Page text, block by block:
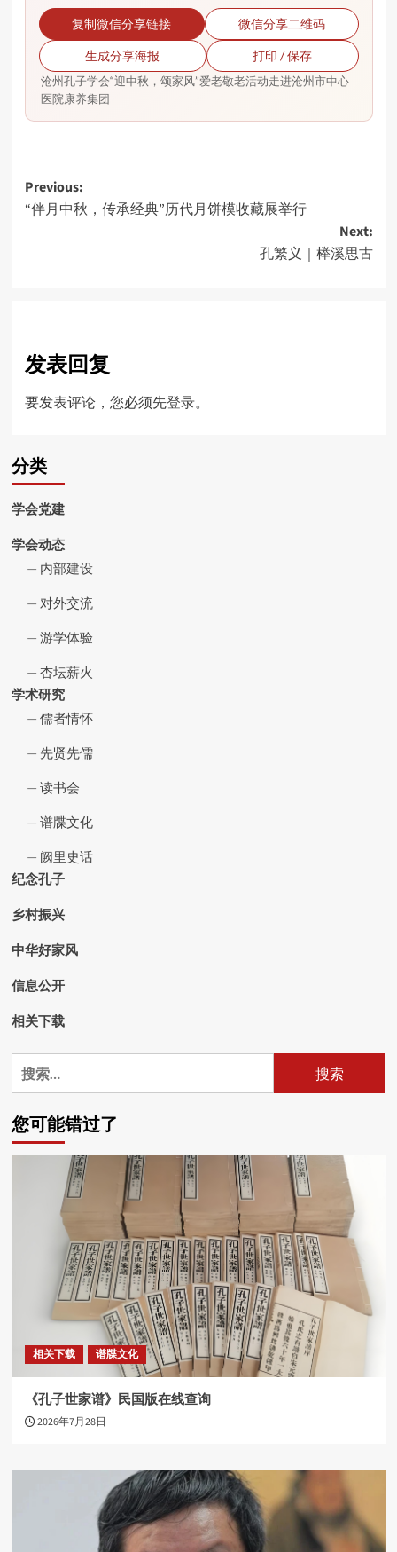
复制微信分享链接 微信分享二维码
生成分享海报 打印 / 保存
沧州孔子学会“迎中秋，颂家风”爱老敬老活动走进沧州市中心
医院康养集团
Post
navigation
Previous:
“伴月中秋，传承经典”历代月饼模收藏展举行
Next:
孔繁义｜榉溪思古
发表回复
要发表评论，您必须先登录。
分类
学会党建
学会动态
内部建设
对外交流
游学体验
杏坛薪火
学术研究
儒者情怀
先贤先儒
读书会
谱牒文化
阙里史话
纪念孔子
乡村振兴
中华好家风
信息公开
相关下载
搜
索：
您可能错过了
相关下载 谱牒文化
《孔子世家谱》民国版在线查询
2026年7月28日